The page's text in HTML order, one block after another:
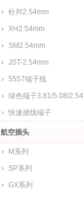
杜邦2.54mm
XH2.54mm
SM2.54mm
JST-2.54mm
5557端子线
绿色端子3.81/5.08/2.54
快速接线端子
航空插头
M系列
SP系列
GX系列